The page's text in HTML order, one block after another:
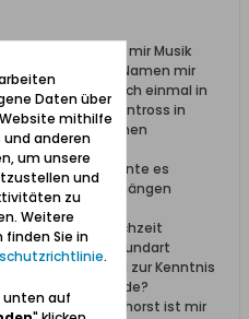
Sie bringen bei mir Musik
zumal die Namen mir
von Emil, habe ich einmal in
Krause, geb. Fentross in
Kloffke bei meinen
und konnte es
ist nichts mehr hängen
noch.
Eiserne Hochzeit
in Danziger Mundart
schmuzelnd zur Kenntnis
verstanden wurde?
nach Schiewenhorst ist mir
Daten über
mithilfe
und anderen
um unsere
und
zu
Weitere
finden Sie in
.
unten auf